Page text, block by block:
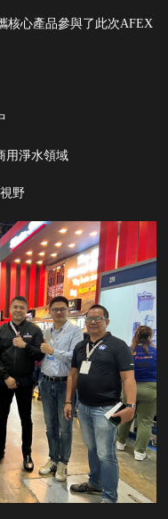
核心產品參與了此次AFEX
用淨水領域
野